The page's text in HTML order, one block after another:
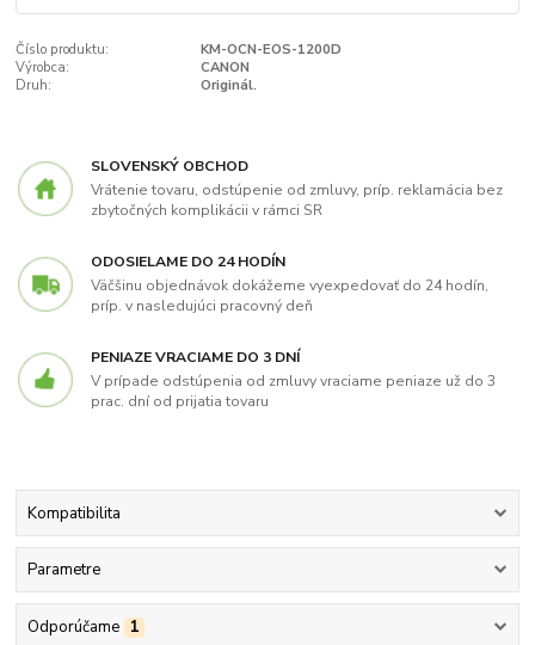
Číslo produktu:
KM-OCN-EOS-1200D
Výrobca:
CANON
Druh:
Originál.
SLOVENSKÝ OBCHOD
Vrátenie tovaru, odstúpenie od zmluvy, príp. reklamácia bez
zbytočných komplikácii v rámci SR
ODOSIELAME DO 24 HODÍN
Väčšinu objednávok dokážeme vyexpedovať do 24 hodín,
príp. v nasledujúci pracovný deň
PENIAZE VRACIAME DO 3 DNÍ
V prípade odstúpenia od zmluvy vraciame peniaze už do 3
prac. dní od prijatia tovaru
Kompatibilita
Parametre
Odporúčame 1